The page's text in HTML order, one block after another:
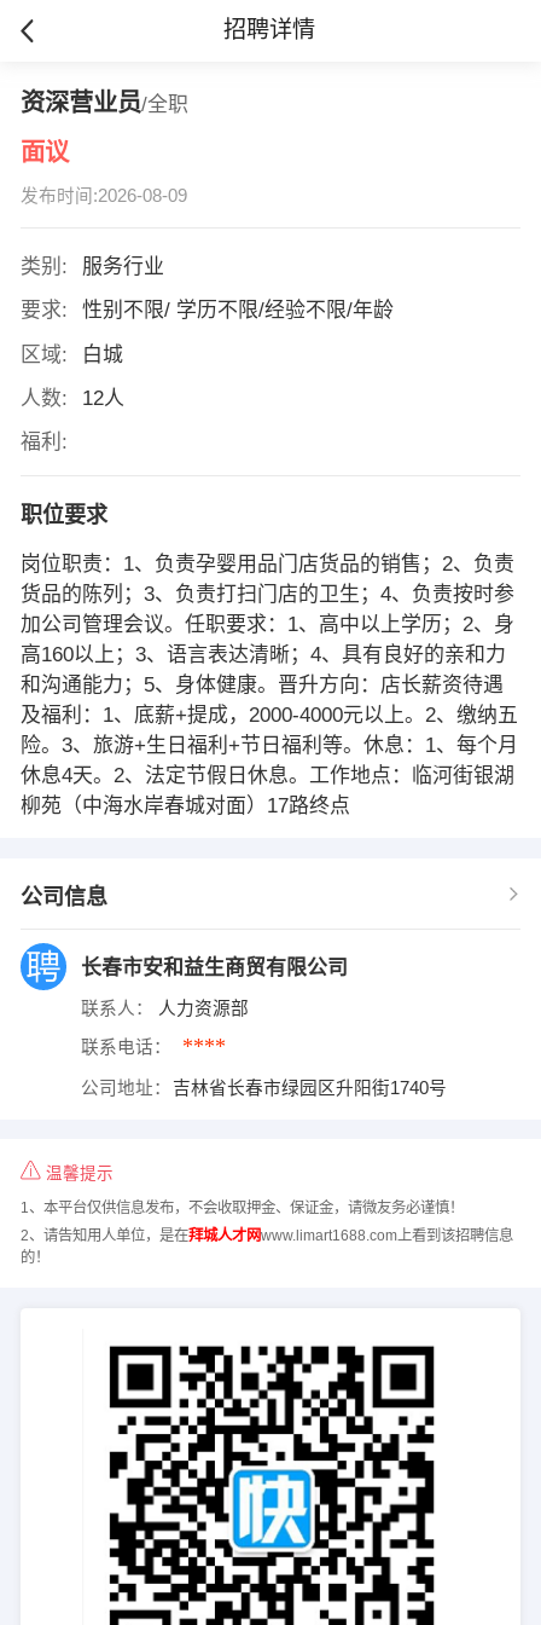
招聘详情
资深营业员/全职
面议
发布时间:2026-08-09
类别:
服务行业
要求:
性别不限/ 学历不限/经验不限/年龄
区域:
白城
人数:
12人
福利:
职位要求
岗位职责：1、负责孕婴用品门店货品的销售；2、负责
货品的陈列；3、负责打扫门店的卫生；4、负责按时参
加公司管理会议。任职要求：1、高中以上学历；2、身
高160以上；3、语言表达清晰；4、具有良好的亲和力
和沟通能力；5、身体健康。晋升方向：店长薪资待遇
及福利：1、底薪+提成，2000-4000元以上。2、缴纳五
险。3、旅游+生日福利+节日福利等。休息：1、每个月
休息4天。2、法定节假日休息。工作地点：临河街银湖
柳苑（中海水岸春城对面）17路终点
公司信息
长春市安和益生商贸有限公司
联系人： 人力资源部
联系电话： ****
公司地址： 吉林省长春市绿园区升阳街1740号
温馨提示
1、本平台仅供信息发布，不会收取押金、保证金，请微友务必谨慎！
2、请告知用人单位，是在拜城人才网www.limart1688.com上看到该招聘信息
的！